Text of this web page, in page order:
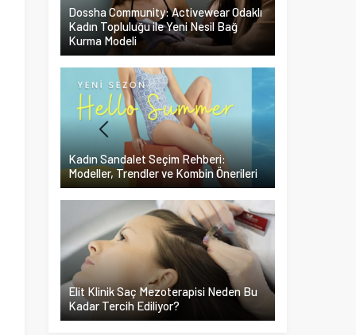
Dossha Community: Activewear Odaklı
Kadın Topluluğu ile Yeni Nesil Bağ
Kurma Modeli
Kadın Sandalet Seçim Rehberi:
Modeller, Trendler ve Kombin Önerileri
Elit Klinik Saç Mezoterapisi Neden Bu
Kadar Tercih Ediliyor?